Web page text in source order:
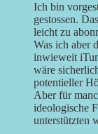
Ich bin
gestossen.
leicht zu
Was ich aber
inwieweit
wäre
potentieller
Aber für
ideologische
unterstützten